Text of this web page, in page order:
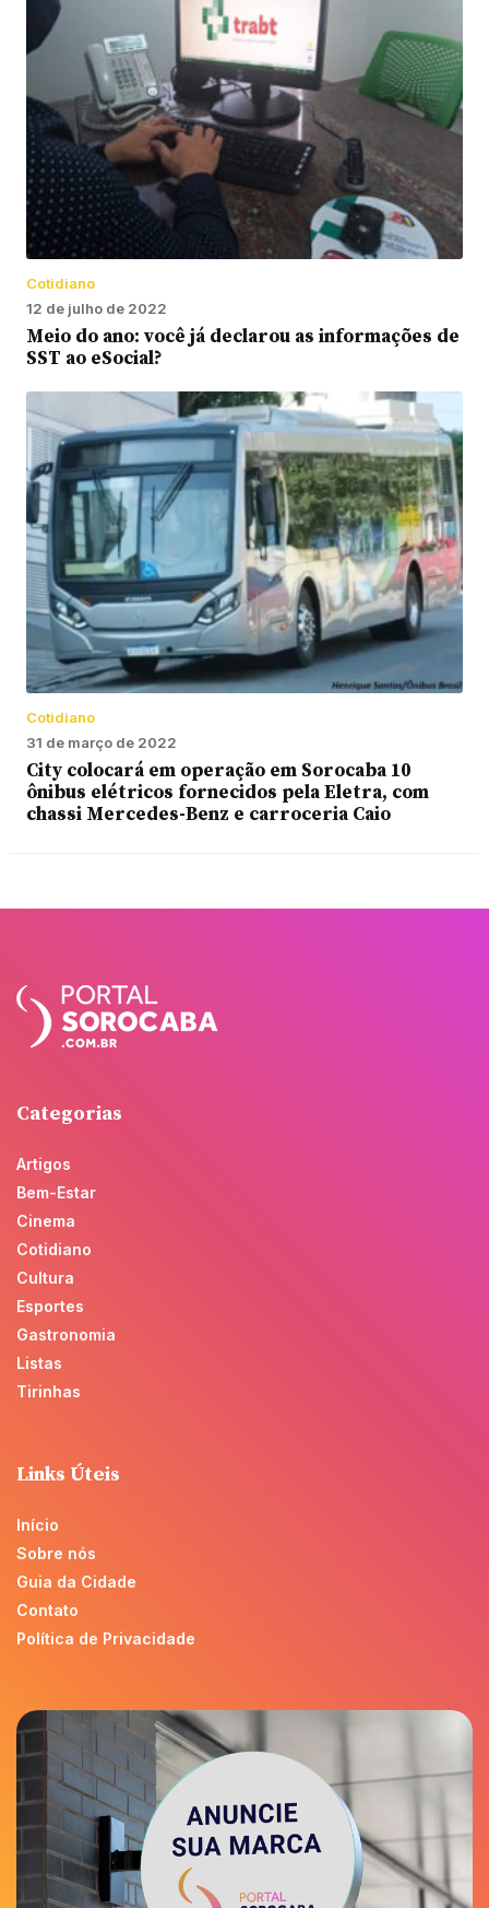
Cotidiano
12 de julho de 2022
Meio do ano: você já declarou as informações de
SST ao eSocial?
Cotidiano
31 de março de 2022
City colocará em operação em Sorocaba 10
ônibus elétricos fornecidos pela Eletra, com
chassi Mercedes-Benz e carroceria Caio
Categorias
Artigos
Bem-Estar
Cinema
Cotidiano
Cultura
Esportes
Gastronomia
Listas
Tirinhas
Links Úteis
Início
Sobre nós
Guia da Cidade
Contato
Política de Privacidade